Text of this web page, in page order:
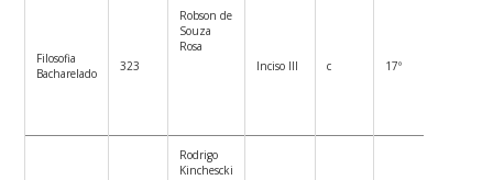
Filosofia
Bacharelado
323
Robson de
Souza
Rosa
Inciso III
c 17º
Rodrigo
Kinchescki